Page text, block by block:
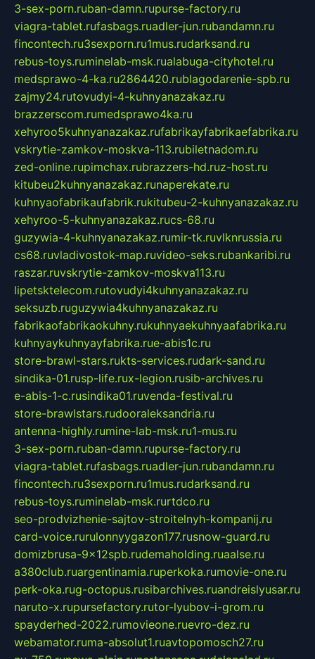
3-sex-porn.ruban-damn.rupurse-factory.ru
viagra-tablet.rufasbags.ruadler-jun.rubandamn.ru
fincontech.ru3sexporn.ru1mus.rudarksand.ru
rebus-toys.ruminelab-msk.rualabuga-cityhotel.ru
medsprawo-4-ka.ru2864420.rublagodarenie-spb.ru
zajmy24.rutovudyi-4-kuhnyanazakaz.ru
brazzerscom.rumedsprawo4ka.ru
xehyroo5kuhnyanazakaz.rufabrikayfabrikaefabrika.ru
vskrytie-zamkov-moskva-113.rubiletnadom.ru
zed-online.rupimchax.rubrazzers-hd.ruz-host.ru
kitubeu2kuhnyanazakaz.runaperekate.ru
kuhnyaofabrikaufabrik.rukitubeu-2-kuhnyanazakaz.ru
xehyroo-5-kuhnyanazakaz.rucs-68.ru
guzywia-4-kuhnyanazakaz.rumir-tk.ruvlknrussia.ru
cs68.ruvladivostok-map.ruvideo-seks.rubankaribi.ru
raszar.ruvskrytie-zamkov-moskva113.ru
lipetsktelecom.rutovudyi4kuhnyanazakaz.ru
seksuzb.ruguzywia4kuhnyanazakaz.ru
fabrikaofabrikaokuhny.rukuhnyaekuhnyaafabrika.ru
kuhnyaykuhnyayfabrika.rue-abis1c.ru
store-brawl-stars.rukts-services.rudark-sand.ru
sindika-01.rusp-life.rux-legion.rusib-archives.ru
e-abis-1-c.rusindika01.ruvenda-festival.ru
store-brawlstars.rudooraleksandria.ru
antenna-highly.rumine-lab-msk.ru1-mus.ru
3-sex-porn.ruban-damn.rupurse-factory.ru
viagra-tablet.rufasbags.ruadler-jun.rubandamn.ru
fincontech.ru3sexporn.ru1mus.rudarksand.ru
rebus-toys.ruminelab-msk.rurtdco.ru
seo-prodvizhenie-sajtov-stroitelnyh-kompanij.ru
card-voice.rurulonnyygazon177.rusnow-guard.ru
domizbrusa-9x12spb.rudemaholding.ruaalse.ru
a380club.ruargentinamia.ruperkoka.rumovie-one.ru
perk-oka.rug-octopus.rusibarchives.ruandreislyusar.ru
naruto-x.rupursefactory.rutor-lyubov-i-grom.ru
spayderhed-2022.rumovieone.ruevro-dez.ru
webamator.ruma-absolut1.ruavtopomosch27.ru